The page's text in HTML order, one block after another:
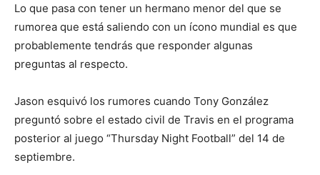
Lo que pasa con tener un hermano menor del que se
rumorea que está saliendo con un ícono mundial es que
probablemente tendrás que responder algunas
preguntas al respecto.
Jason esquivó los rumores cuando Tony González
preguntó sobre el estado civil de Travis en el programa
posterior al juego “Thursday Night Football” del 14 de
septiembre.